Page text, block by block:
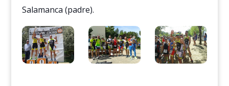
Salamanca (padre).